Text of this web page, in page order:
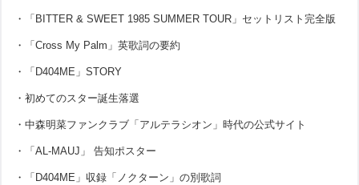
・「BITTER & SWEET 1985 SUMMER TOUR」セットリスト完全版
・「Cross My Palm」英歌詞の要約
・「D404ME」STORY
・初めてのスター誕生落選
・中森明菜ファンクラブ「アルテラシオン」時代の公式サイト
・「AL-MAUJ」 告知ポスター
・「D404ME」収録「ノクターン」の別歌詞